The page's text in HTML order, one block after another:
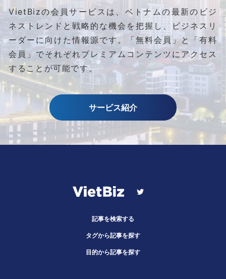
VietBizの会員サービスは、ベトナムの最新のビジ
ネストレンドと戦略的な機会を把握し、ビジネスリ
ーダーに向けた情報源です。
「無料会員」と「有料
会員」でそれぞれプレミアムコンテンツにアクセス
することが可能です。
サービス紹介
記事を検索する
タグから記事を探す
目的から記事を探す